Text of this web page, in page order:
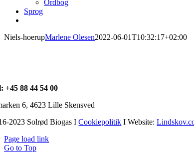
Ordbog
Sprog
Niels-hoerupMarlene Olesen2022-06-01T10:32:17+02:00
+45 88 44 54 00
6, 4623 Lille Skensved
2023 Solrød Biogas ICookiepolitik I Website:
Page load link
Go to Top